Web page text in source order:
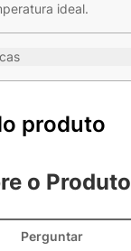
ideal.
produto
o Produto
Perguntar